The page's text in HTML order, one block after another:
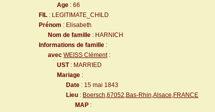
Age : 66
FIL : LEGITIMATE_CHILD
Prénom : Elisabeth
Nom de famille : HARNICH
Informations de famille :
avec WEISS Clément:
UST: MARRIED
Mariage :
Date : 15 mai 1843
Lieu : Boersch,67052,Bas-Rhin,Alsace,FRANCE
MAP :